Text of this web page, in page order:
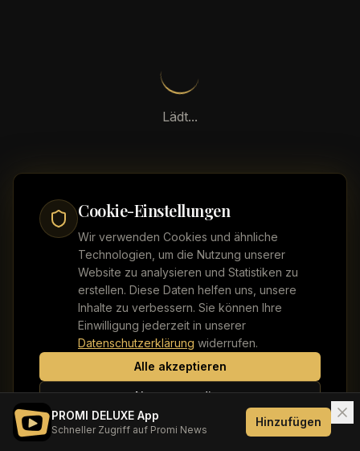
Cookie-Einstellungen
Wir verwenden Cookies und ähnliche
Technologien, um die Nutzung unserer
Website zu analysieren und Statistiken zu
erstellen. Diese Daten helfen uns, unsere
Inhalte zu verbessern. Sie können Ihre
Einwilligung jederzeit in unserer
Datenschutzerklärung widerrufen.
Alle akzeptieren
Nur notwendige
PROMI DELUXE App
Schneller Zugriff auf Promi News
Hinzufügen
Lädt...